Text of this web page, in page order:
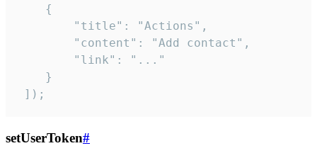
    {
        "title": "Actions",
        "content": "Add contact",
        "link": "..."
    }
]);
setUserToken#